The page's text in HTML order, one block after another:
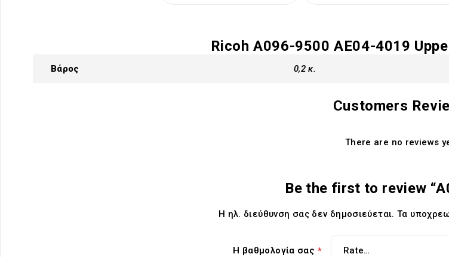
Ricoh A096-9500 AE04-4019
Βάρος 0,2 κ.
Customers
There are no reviews
Be the first to review
Η ηλ. διεύθυνση σας δεν δημοσιεύεται. Τα
Η βαθμολογία σας *